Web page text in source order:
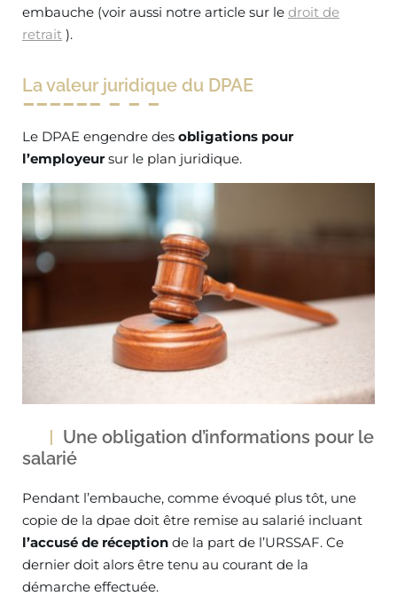
embauche (voir aussi notre article sur le droit de
retrait ).
La valeur juridique du DPAE
Le DPAE engendre des obligations pour
l’employeur sur le plan juridique.
Une obligation d’informations pour le
salarié
Pendant l’embauche, comme évoqué plus tôt, une
copie de la dpae doit être remise au salarié incluant
l’accusé de réception de la part de l’URSSAF. Ce
dernier doit alors être tenu au courant de la
démarche effectuée.